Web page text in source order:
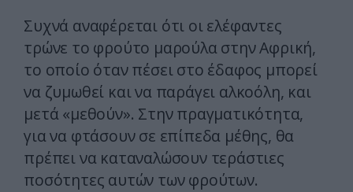
Συχνά αναφέρεται ότι οι ελέφαντες
τρώνε το φρούτο μαρούλα στην Αφρική,
το οποίο όταν πέσει στο έδαφος μπορεί
να ζυμωθεί και να παράγει αλκοόλη, και
μετά «μεθούν». Στην πραγματικότητα,
για να φτάσουν σε επίπεδα μέθης, θα
πρέπει να καταναλώσουν τεράστιες
ποσότητες αυτών των φρούτων.